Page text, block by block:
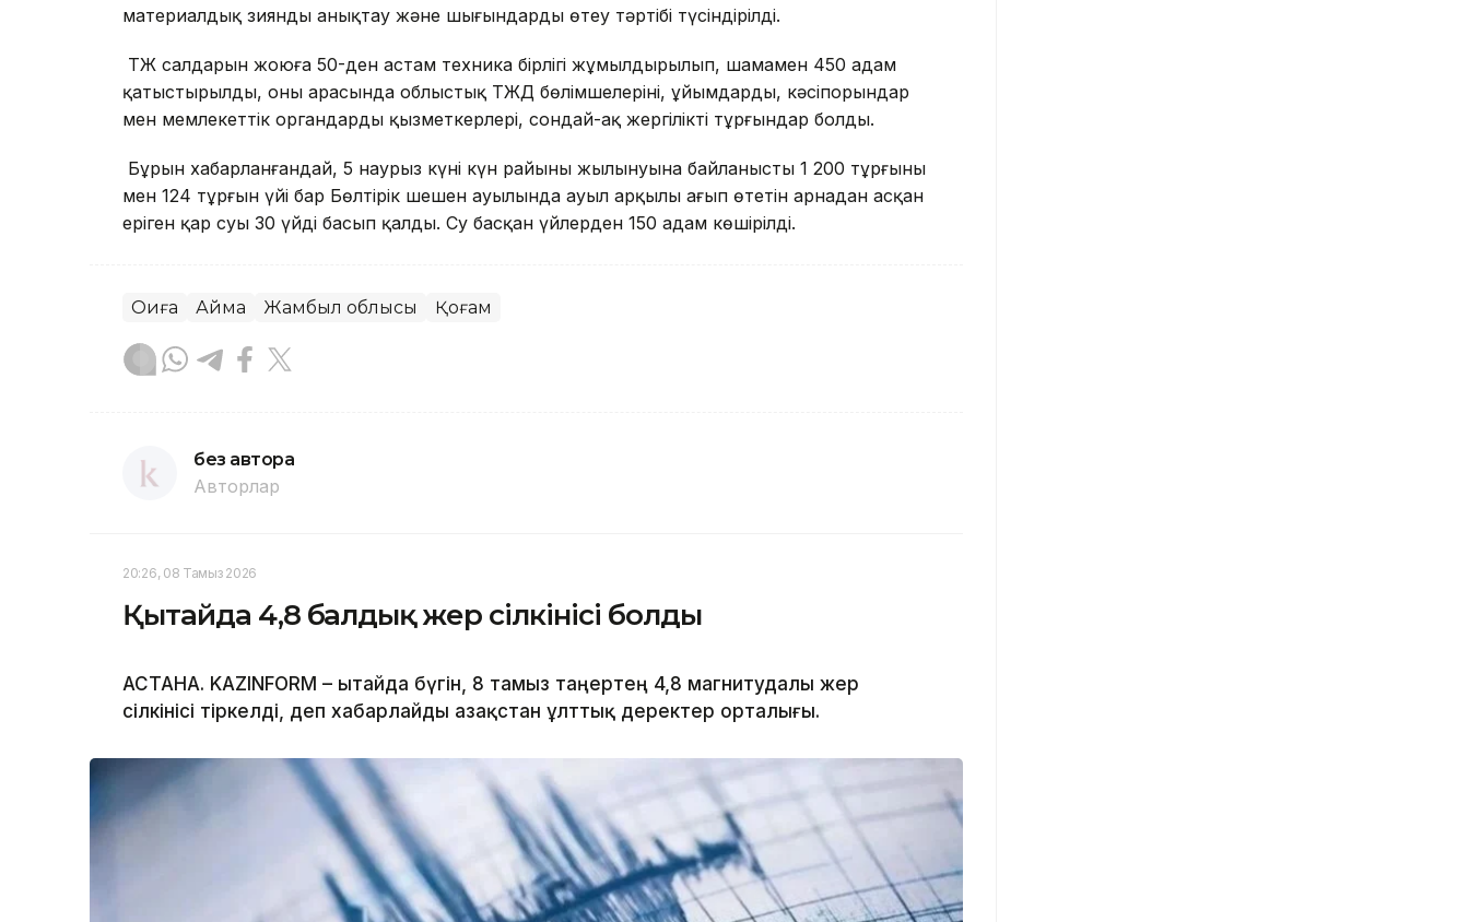
материалдық зиянды анықтау және шығындарды өтеу тәртібі түсіндірілді.
ТЖ салдарын жоюға 50-ден астам техника бірлігі жұмылдырылып, шамамен 450 адам
қатыстырылды, оның арасында облыстық ТЖД бөлімшелерінің, ұйымдардың, кәсіпорындар
мен мемлекеттік органдардың қызметкерлері, сондай-ақ жергілікті тұрғындар болды.
Бұрын хабарланғандай, 5 наурыз күні күн райының жылынуына байланысты 1 200 тұрғыны
мен 124 тұрғын үйі бар Бөлтірік шешен ауылында ауыл арқылы ағып өтетін арнадан асқан
еріген қар суы 30 үйді басып қалды. Су басқан үйлерден 150 адам көшірілді.
Оқиға Аймақ Жамбыл облысы Қоғам
без автора
Авторлар
20:26, 08 Тамыз 2026
Қытайда 4,8 балдық жер сілкінісі болды
АСТАНА. KAZINFORM – Қытайда бүгін, 8 тамыз таңертең 4,8 магнитудалы жер
сілкінісі тіркелді, деп хабарлайды Қазақстан ұлттық деректер орталығы.